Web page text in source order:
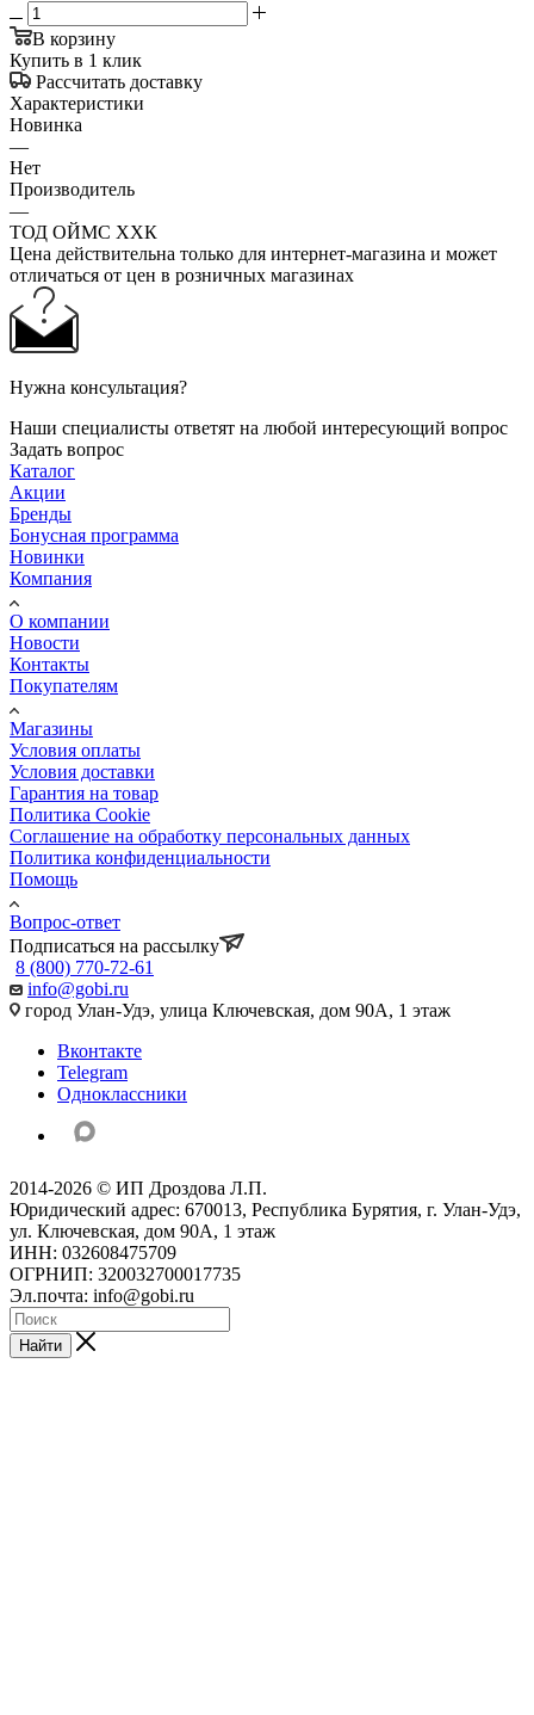
В корзину
Купить в 1 клик
Рассчитать доставку
Характеристики
Новинка
—
Нет
Производитель
—
ТОД ОЙМС ХХК
Цена действительна только для интернет-магазина и может
отличаться от цен в розничных магазинах
Нужна консультация?
Наши специалисты ответят на любой интересующий вопрос
Задать вопрос
Каталог
Акции
Бренды
Бонусная программа
Новинки
Компания
О компании
Новости
Контакты
Покупателям
Магазины
Условия оплаты
Условия доставки
Гарантия на товар
Политика Cookie
Соглашение на обработку персональных данных
Политика конфиденциальности
Помощь
Вопрос-ответ
Подписаться на рассылку
8 (800) 770-72-61
info@gobi.ru
город Улан-Удэ, улица Ключевская, дом 90А, 1 этаж
Вконтакте
Telegram
Одноклассники
2014-2026 © ИП Дроздова Л.П.
Юридический адрес: 670013, Республика Бурятия, г. Улан-Удэ,
ул. Ключевская, дом 90А, 1 этаж
ИНН: 032608475709
ОГРНИП: 320032700017735
Эл.почта: info@gobi.ru
Найти